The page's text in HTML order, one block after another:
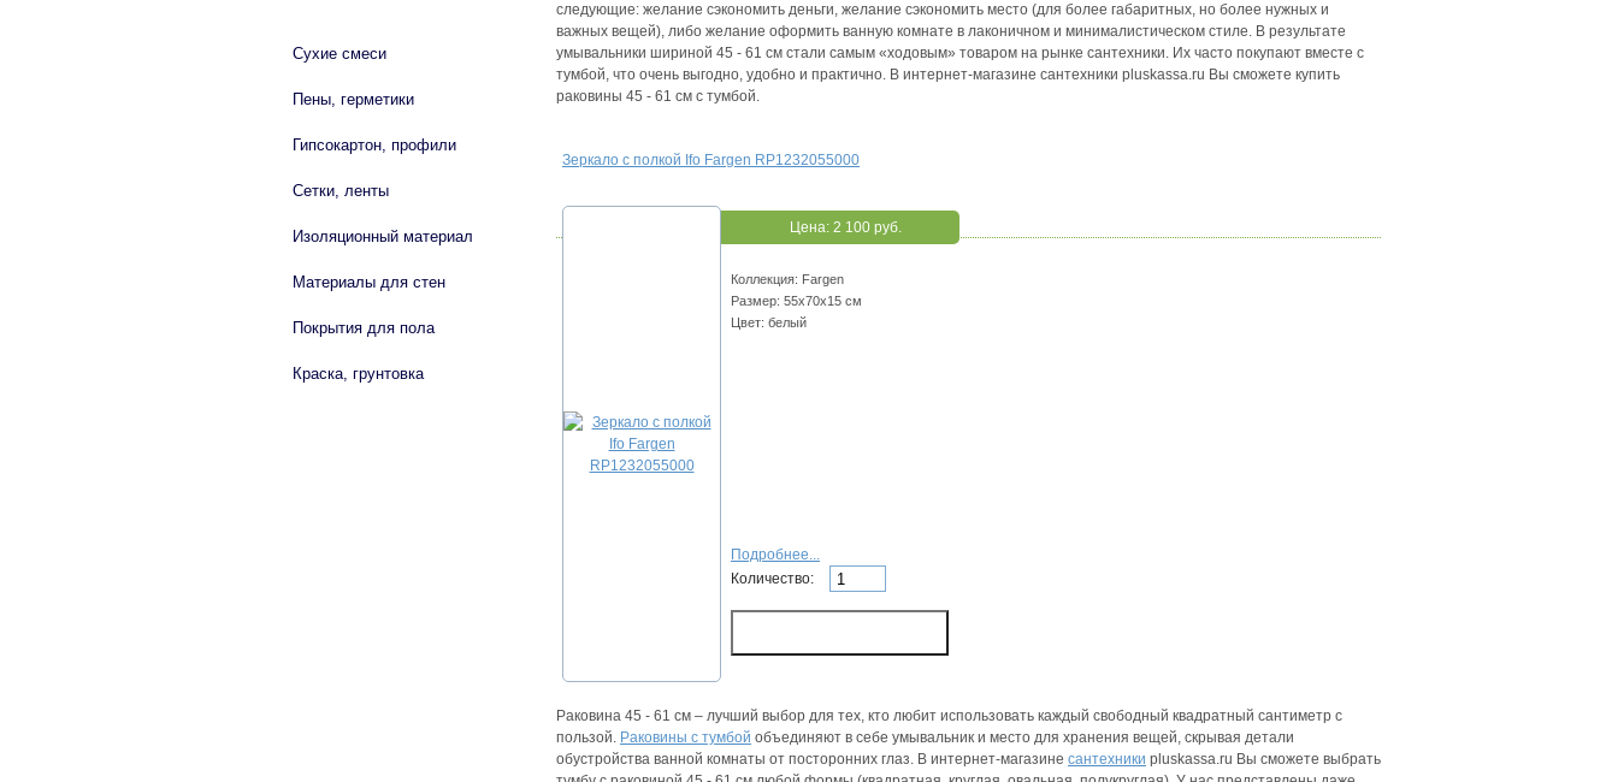
следующие: желание сэкономить деньги, желание сэкономить место (для более габаритных, но более нужных и
важных вещей), либо желание оформить ванную комнате в лаконичном и минималистическом стиле. В результате
умывальники шириной 45 - 61 см стали самым «ходовым» товаром на рынке сантехники. Их часто покупают вместе с
тумбой, что очень выгодно, удобно и практично. В интернет-магазине сантехники pluskassa.ru Вы сможете купить
раковины 45 - 61 см с тумбой.
Зеркало с полкой Ifo Fargen RP1232055000
Цена: 2 100 руб.
Коллекция: Fargen
Размер: 55х70х15 см
Цвет: белый
Подробнее...
Количество:
Раковина 45 - 61 см – лучший выбор для тех, кто любит использовать каждый свободный квадратный сантиметр с
пользой. Раковины с тумбой объединяют в себе умывальник и место для хранения вещей, скрывая детали
обустройства ванной комнаты от посторонних глаз. В интернет-магазине сантехники pluskassa.ru Вы сможете выбрать
Сухие смеси
Пены, герметики
Гипсокартон, профили
Сетки, ленты
Изоляционный материал
Материалы для стен
Покрытия для пола
Краска, грунтовка